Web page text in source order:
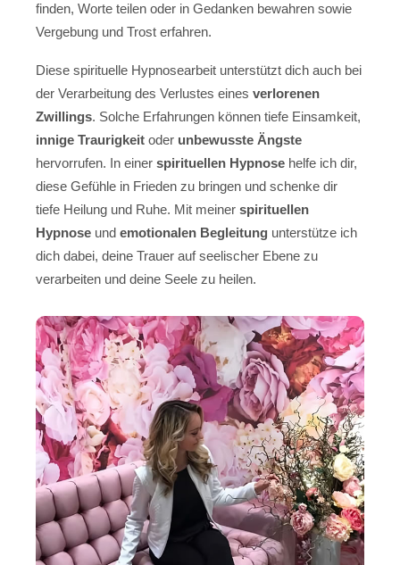
finden, Worte teilen oder in Gedanken bewahren sowie
Vergebung und Trost erfahren.
Diese spirituelle Hypnosearbeit unterstützt dich auch bei
der Verarbeitung des Verlustes eines verlorenen
Zwillings. Solche Erfahrungen können tiefe Einsamkeit,
innige Traurigkeit oder unbewusste Ängste
hervorrufen. In einer spirituellen Hypnose helfe ich dir,
diese Gefühle in Frieden zu bringen und schenke dir
tiefe Heilung und Ruhe. Mit meiner spirituellen
Hypnose und emotionalen Begleitung unterstütze ich
dich dabei, deine Trauer auf seelischer Ebene zu
verarbeiten und deine Seele zu heilen.